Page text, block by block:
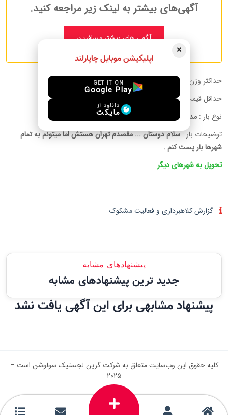
آگهی‌های بیشتر به لینک زیر مراجعه کنید.
آگهی های بیشتر مسافرین
حداکثر وزن قابل حمل :
15.00 kg
حداقل قیمت به ازای هر کیلوگرم:
نوع بار : مدارک, پوشاک, دارو, لوازم الکترونیکی, دیگر, لوازم آرایشی
توضیحات بار :سلام دوستان ... مقصدم تهران هستش اما میتونم به تمام
شهرها بار پست کنم .
تحویل به شهرهای دیگر
گزارش کلاهبرداری و فعالیت مشکوک
پیشنهادهای مشابه
جدید ترین پیشنهادهای مشابه
پیشنهاد مشابهی برای این آگهی یافت نشد
کلیه حقوق این وب‌سایت متعلق به شرکت گرین لجستیک سولوشن است –
۲۰۲۵
×
اپلیکیشن موبایل چاپارلند
GET IT ON
Google Play
دانلود از
مایکت